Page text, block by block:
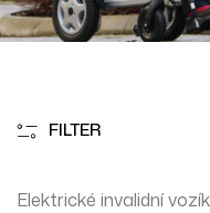
FILTER
Elektrické invalidní